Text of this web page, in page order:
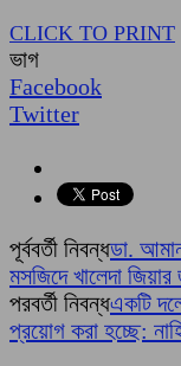
CLICK TO PRINT
ভাগ
Facebook
Twitter
পূর্ববর্তী নিবন্ধডা.
মসজিদে খালেদা
পরবর্তী নিবন্ধএকটি
প্রয়োগ করা হচ্ছে: